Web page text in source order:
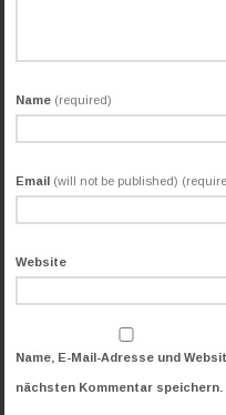
Name (required)
Email (will not be published)
Website
Name, E-Mail-Adresse und
nächsten Kommentar speichern.